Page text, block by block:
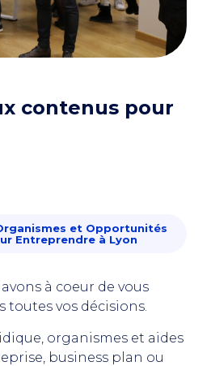
contenus pour
et Opportunités
Entreprendre à Lyon
à coeur de vous
toutes vos décisions.
organismes et aides
business plan ou